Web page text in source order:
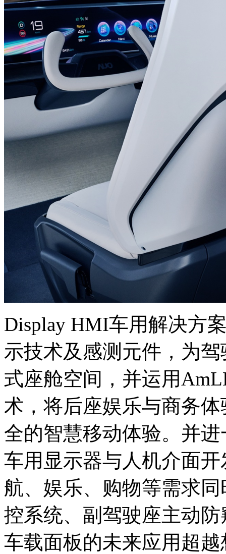
Display HMI车用解决方
示技术及感测元件，为
式座舱空间，并运用
术，将后座娱乐与商务
全的智慧移动体验。并
车用显示器与人机介面
航、娱乐、购物等需求
控系统、副驾驶座主动
车载面板的未来应用超越